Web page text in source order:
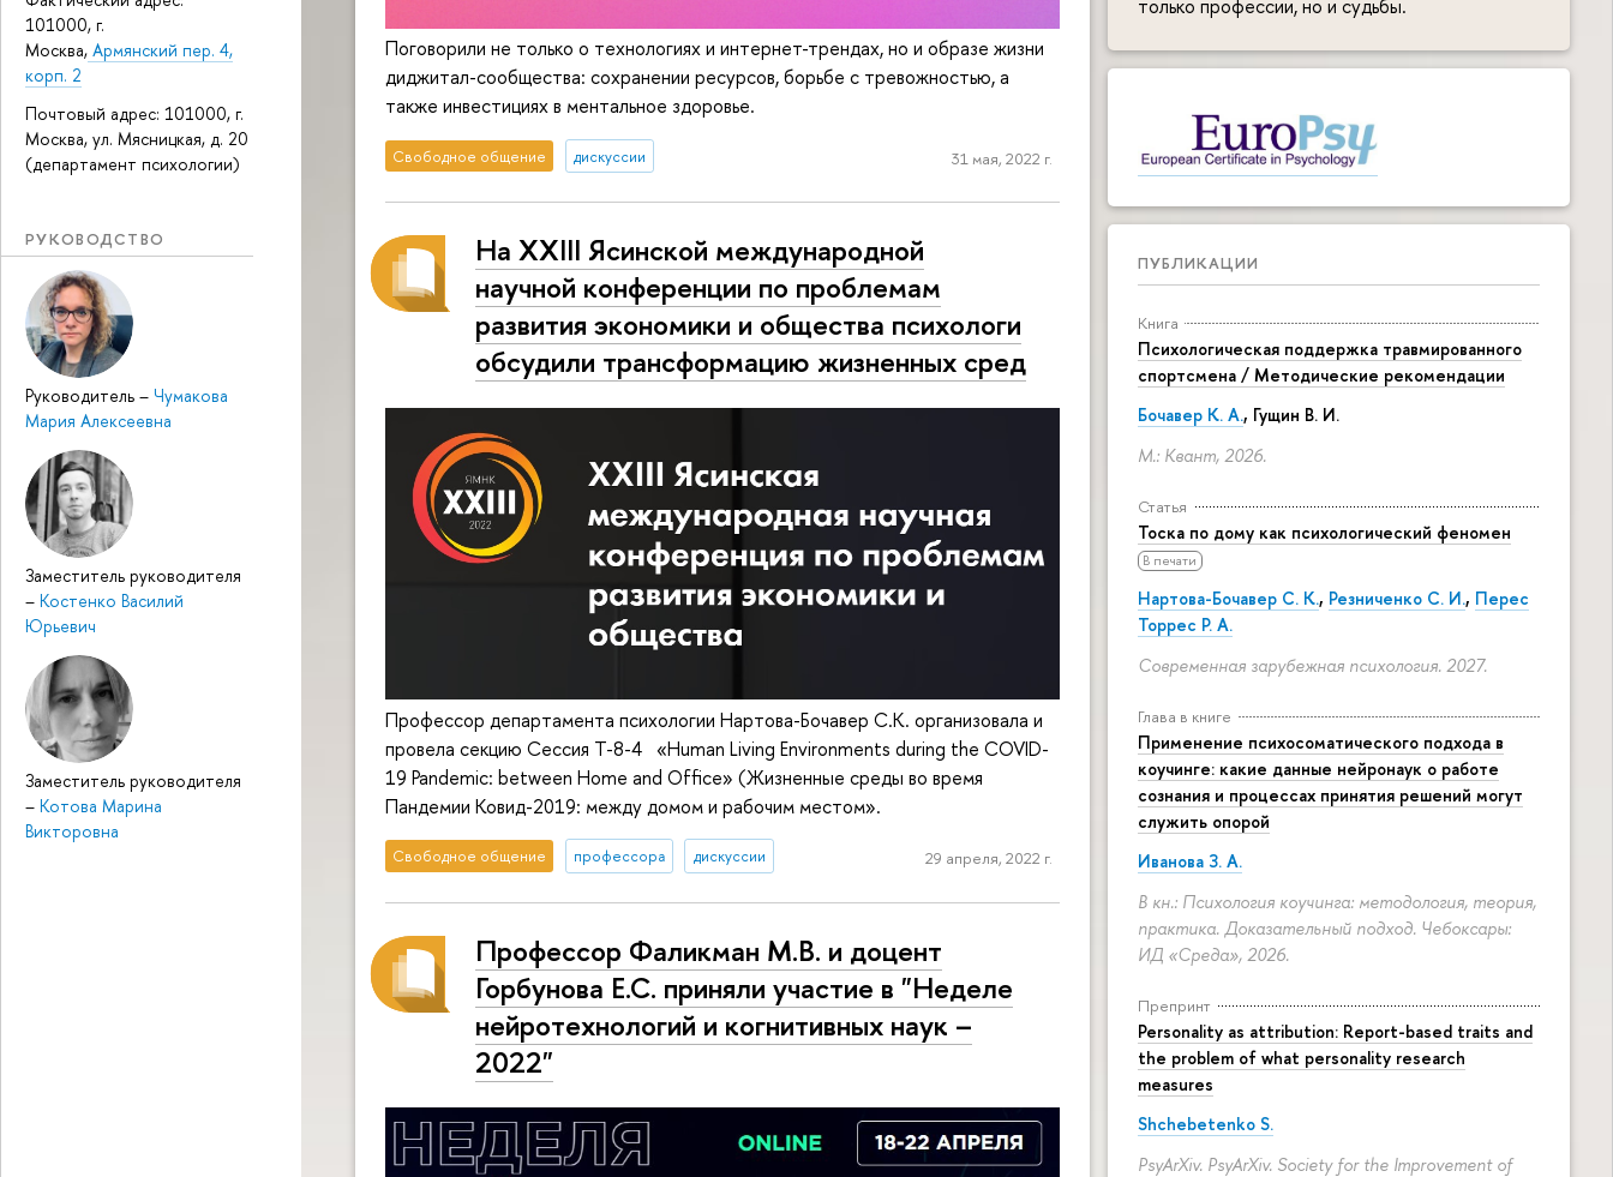
101000, г.
Москва, Армянский пер. 4,
корп. 2
Почтовый адрес: 101000, г.
Москва, ул. Мясницкая, д. 20
(департамент психологии)
РУКОВОДСТВО
Руководитель – Чумакова
Мария Алексеевна
Заместитель руководителя
– Костенко Василий
Юрьевич
Заместитель руководителя
– Котова Марина
Викторовна
только профессии, но и судьбы.
ПУБЛИКАЦИИ
Книга
Психологическая поддержка травмированного
спортсмена / Методические рекомендации
Бочавер К. А., Гущин В. И.
М.: Квант, 2026.
Статья
Тоска по дому как психологический феномен
В печати
Нартова-Бочавер С. К., Резниченко С. И., Перес
Торрес Р. А.
Современная зарубежная психология. 2027.
Глава в книге
Применение психосоматического подхода в
коучинге: какие данные нейронаук о работе
сознания и процессах принятия решений могут
служить опорой
Иванова З. А.
В кн.: Психология коучинга: методология, теория,
практика. Доказательный подход. Чебоксары:
ИД «Среда», 2026.
Препринт
Personality as attribution: Report-based traits and
the problem of what personality research
measures
Shchebetenko S.
PsyArXiv. PsyArXiv. Society for the Improvement of
Поговорили не только о технологиях и интернет-трендах, но и образе жизни
диджитал-сообщества: сохранении ресурсов, борьбе с тревожностью, а
также инвестициях в ментальное здоровье.
Свободное общение дискуссии 31 мая, 2022 г.
На XXIII Ясинской международной
научной конференции по проблемам
развития экономики и общества психологи
обсудили трансформацию жизненных сред
Профессор департамента психологии Нартова-Бочавер С.К. организовала и
провела секцию Сессия T-8-4 «Human Living Environments during the COVID-
19 Pandemic: between Home and Office» (Жизненные среды во время
Пандемии Ковид-2019: между домом и рабочим местом».
Свободное общение профессора дискуссии 29 апреля, 2022 г.
Профессор Фаликман М.В. и доцент
Горбунова Е.С. приняли участие в "Неделе
нейротехнологий и когнитивных наук –
2022"